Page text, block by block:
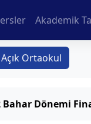
Akademik
Ortaokul
Bahar Dönemi